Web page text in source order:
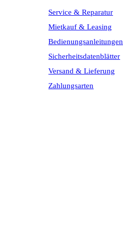
Service & Reparatur
Mietkauf & Leasing
Bedienungsanleitungen
Sicherheitsdatenblätter
Versand & Lieferung
Zahlungsarten